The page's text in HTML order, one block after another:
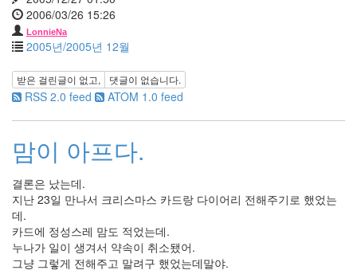
2006/03/26 15:26
LonnieNa
2005년/2005년 12월
받은 걸린글이 없고, 댓글이 없습니다.
RSS 2.0 feed ATOM 1.0 feed
맘이 아프다.
결론은 났는데.
지난 23일 만나서 크리스마스 카드랑 다이어리 전해주기로 했었는
데.
카드에 정성스레 맘도 적었는데.
누나가 일이 생겨서 약속이 취소됐어.
그냥 그렇게 전해주고 말려구 했었는데말야.
2008
년
12
7
2009
년
31
년
1
월
4
2009
년
2
월